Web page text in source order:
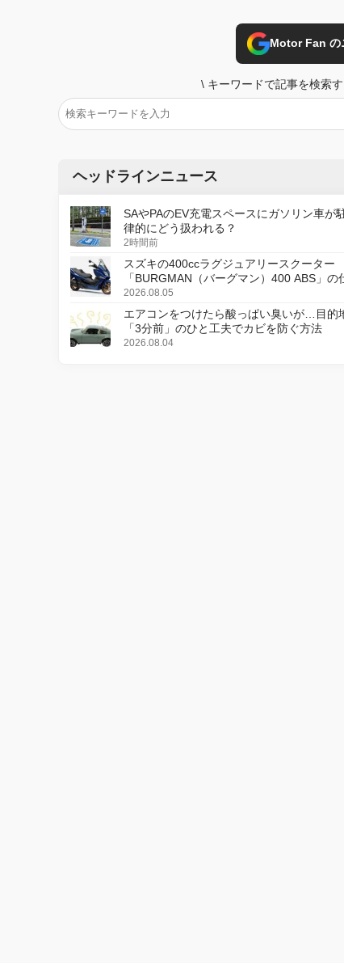
Motor Fan の
\ キーワードで記事を検索す
ヘッドラインニュース
SAやPAのEV充電スペースにガソリン車が
律的にどう扱われる？
2時間前
スズキの400ccラグジュアリースクーター
「BURGMAN（バーグマン）400 ABS」の
更し、8月18日に発売
2026.08.05
エアコンをつけたら酸っぱい臭いが…目的
「3分前」のひと工夫でカビを防ぐ方法
2026.08.04